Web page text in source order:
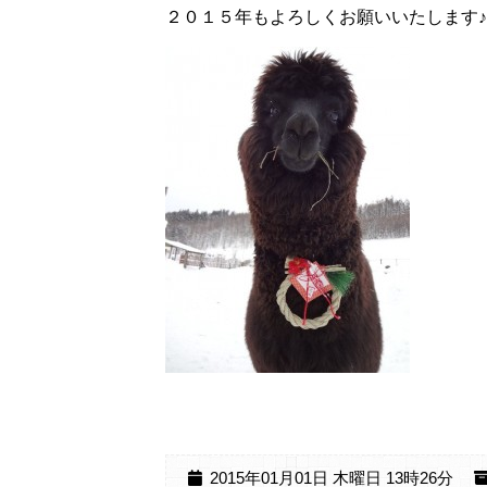
２０１５年もよろしくお願いいたします♪
2015年01月01日 木曜日 13時26分